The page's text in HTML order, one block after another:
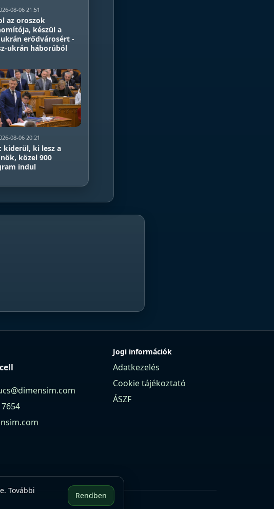
08-06 21:51
az oroszok
készül a
erődvárosért -
ukrán háborúból
08-06 20:21
kiderül, ki lesz a
közel 900
indul
További
Rendben
Jogi információk
Adatkezelés
Cookie tájékoztató
ÁSZF